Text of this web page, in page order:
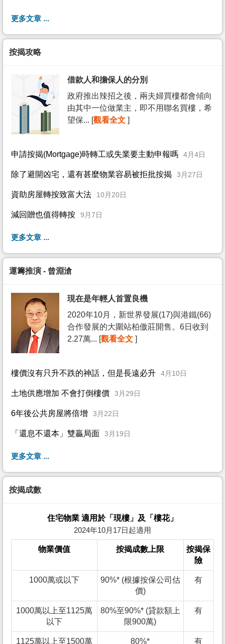
更多文章 ...
按揭攻略
借款人和擔保人的分別
政府推出辣招之後，兩夫婦買樓都會傾向
由其中一位做業主，即不用聯名買樓，希
望保... [觀看全文 ]
申請按揭(Mortgage)時轉工或失業要主動申報嗎 4月4日
除了避開凶宅，還有甚麼物業容易被拒批按揭 3月27日
資助房屋轉按致富大法 10月20日
減回贈也值得轉按 9月7日
更多文章 ...
運籌推演 - 曾淵滄
現在是年輕人首置良機
2020年10月，新世界發展(17)與港鐵(66)
合作發展的大圍站柏傲莊開售。6日收到
2.27萬... [觀看全文 ]
樓價沒有只升不跌的神話，但是長遠必升 4月10日
土地供應增加 不會打倒樓價 3月29日
6年後公共房屋將倍增 3月22日
「還息不還本」雙贏局面 3月19日
更多文章 ...
按揭成數
住宅物業 適用於「現樓」及「樓花」
2024年10月17日起適用
物業價值 按揭成數上限
按揭保
險
1000萬或以下
90%* (根據按保公司估
價)
有
1000萬以上至1125萬
以下
80%至90%* (貸款額上
限900萬)
有
1125萬以上至1500萬 80%* 有